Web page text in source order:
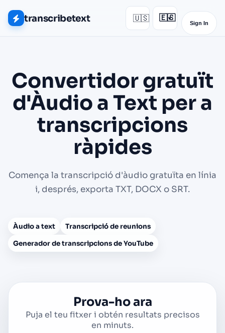
transcribetext 🇺🇸 🇪🇸
▾
Sign In
Convertidor gratuït
d'Àudio a Text per a
transcripcions
ràpides
Comença la transcripció d'àudio gratuïta en línia
i, després, exporta TXT, DOCX o SRT.
Àudio a text
Transcripció de reunions
Generador de transcripcions de YouTube
Prova-ho ara
Puja el teu fitxer i obtén resultats precisos
en minuts.